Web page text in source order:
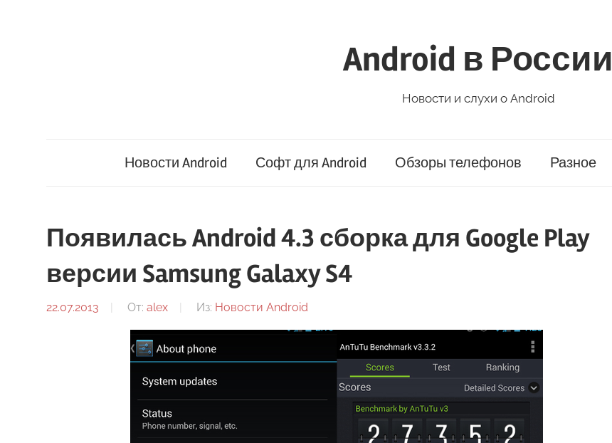
Android в России
Новости и слухи о Android
Новости Android Софт для Android Обзоры телефонов Разное
Появилась Android 4.3 сборка для Google Play
версии Samsung Galaxy S4
22.07.2013 От: alex Из: Новости Android